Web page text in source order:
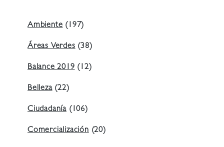
Ambiente(197)
Áreas Verdes(38)
Balance 2019(12)
Belleza(22)
Ciudadanía (106)
Comercialización(20)